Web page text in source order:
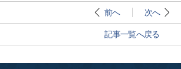
前へ 次へ
記事一覧へ戻る